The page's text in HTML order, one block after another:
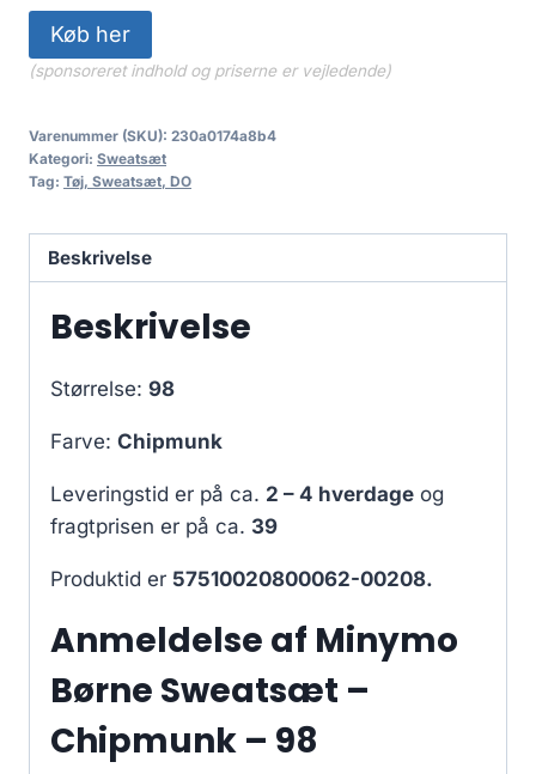
Køb her
(sponsoreret indhold og priserne er vejledende)
Varenummer (SKU): 230a0174a8b4
Kategori: Sweatsæt
Tag: Tøj, Sweatsæt, DO
Beskrivelse
Beskrivelse
Størrelse: 98
Farve: Chipmunk
Leveringstid er på ca. 2 – 4 hverdage og
fragtprisen er på ca. 39
Produktid er 57510020800062-00208.
Anmeldelse af Minymo
Børne Sweatsæt –
Chipmunk – 98